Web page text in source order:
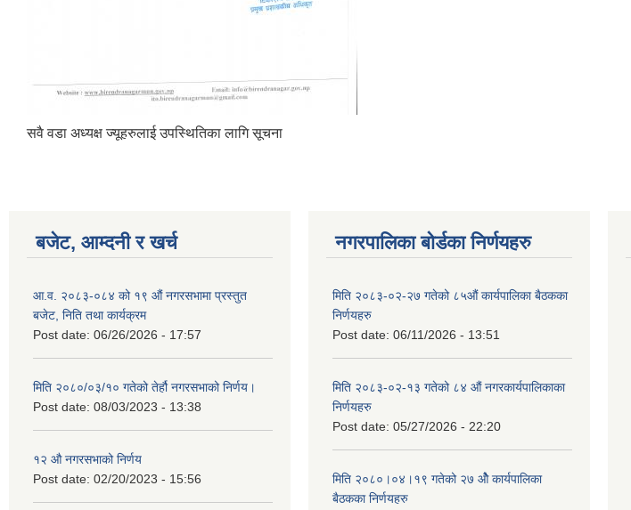
सवै वडा अध्यक्ष ज्यूहरुलाई उपस्थितिका लागि सूचना
बजेट, आम्दनी र खर्च
आ.व. २०८३-०८४ को १९ औं नगरसभामा प्रस्तुत
बजेट, निति तथा कार्यक्रम
Post date: 06/26/2026 - 17:57
मिति २०८०/०३/१० गतेको तेर्हौ नगरसभाको निर्णय।
Post date: 08/03/2023 - 13:38
१२ औ नगरसभाको निर्णय
Post date: 02/20/2023 - 15:56
नगरपालिका बोर्डका निर्णयहरु
मिति २०८३-०२-२७ गतेको ८५औं कार्यपालिका बैठकका
निर्णयहरु
Post date: 06/11/2026 - 13:51
मिति २०८३-०२-१३ गतेको ८४ औं नगरकार्यपालिकाका
निर्णयहरु
Post date: 05/27/2026 - 22:20
मिति २०८०।०४।१९ गतेको २७ ‌‍‌ओेै कार्यपालिका
बैठकका निर्णयहरु